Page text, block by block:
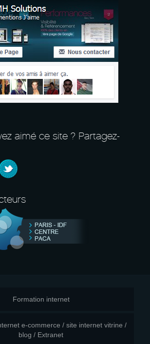
aimé ce site ? Partagez-
Formation internet
e-commerce / site internet vitrine /
blog / Extranet